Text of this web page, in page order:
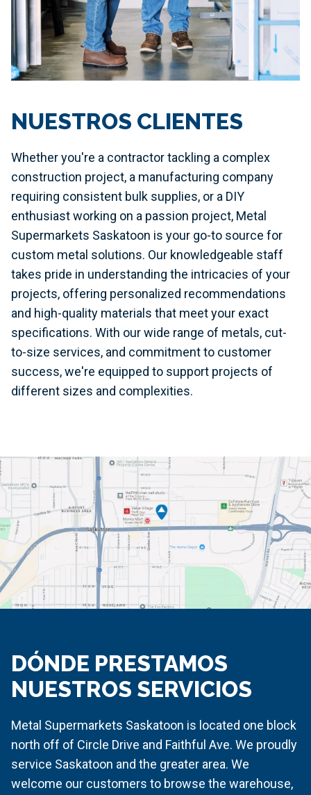
NUESTROS CLIENTES
Whether you're a contractor tackling a complex
construction project, a manufacturing company
requiring consistent bulk supplies, or a DIY
enthusiast working on a passion project, Metal
Supermarkets Saskatoon is your go-to source for
custom metal solutions. Our knowledgeable staff
takes pride in understanding the intricacies of your
projects, offering personalized recommendations
and high-quality materials that meet your exact
specifications. With our wide range of metals, cut-
to-size services, and commitment to customer
success, we're equipped to support projects of
different sizes and complexities.
DÓNDE PRESTAMOS
NUESTROS SERVICIOS
Metal Supermarkets Saskatoon is located one block
north off of Circle Drive and Faithful Ave. We proudly
service Saskatoon and the greater area. We
welcome our customers to browse the warehouse,